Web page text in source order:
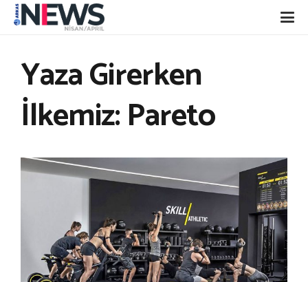
Yaza Girerken
İlkemiz: Pareto